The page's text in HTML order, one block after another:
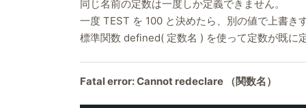
同じ名前の定数は一度しか定義できません。
一度 TEST を 100 と決めたら、別の値で上書き
標準関数 defined( 定数名 ) を使って定数が既に
Fatal error: Cannot redeclare （関数名）